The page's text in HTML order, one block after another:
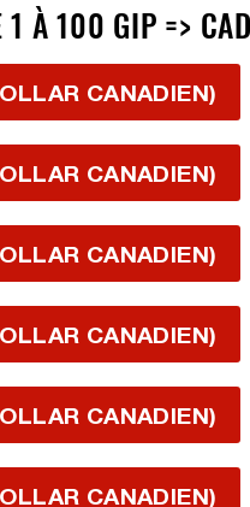
1 À 100 GIP =>
CANADIEN)
CANADIEN)
CANADIEN)
CANADIEN)
CANADIEN)
CANADIEN)